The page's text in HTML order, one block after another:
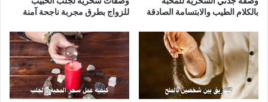
بالكلام الطيب والابتسامة الصادقة
للزواج بطرق مجربة ناجحة آمنة